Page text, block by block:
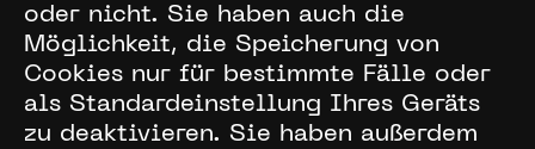
oder nicht. Sie haben auch die
Möglichkeit, die Speicherung von
Cookies nur für bestimmte Fälle oder
als Standardeinstellung Ihres Geräts
zu deaktivieren. Sie haben außerdem